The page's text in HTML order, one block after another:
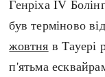
Генріха IV
був терміново
жовтня в Тауері
п'ятьма